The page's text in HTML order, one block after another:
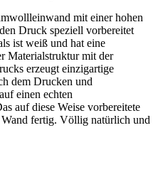
mit einer hohen
Druck speziell vorbereitet
ist weiß und hat eine
Materialstruktur mit der
erzeugt einzigartige
dem Drucken und
einen echten
auf diese Weise vorbereitete
fertig. Völlig natürlich und